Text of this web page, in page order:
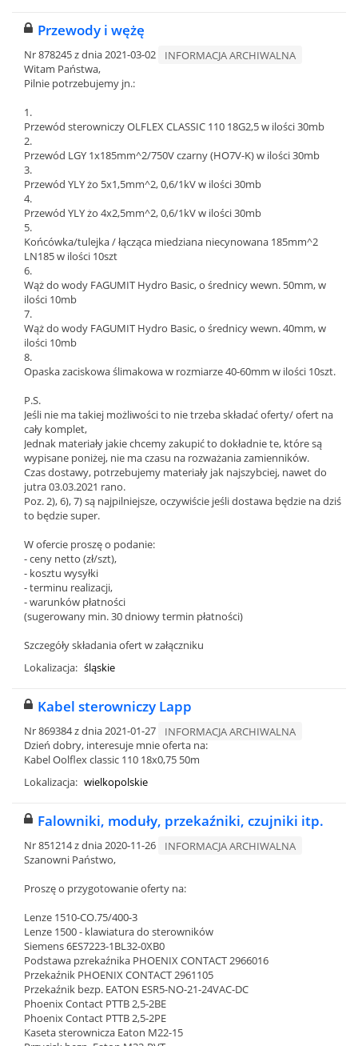
Przewody i wężę
Nr 878245 z dnia 2021-03-02
INFORMACJA ARCHIWALNA
Witam Państwa,
Pilnie potrzebujemy jn.:
1.
Przewód sterowniczy OLFLEX CLASSIC 110 18G2,5 w ilości 30mb
2.
Przewód LGY 1x185mm^2/750V czarny (HO7V-K) w ilości 30mb
3.
Przewód YLY żo 5x1,5mm^2, 0,6/1kV w ilości 30mb
4.
Przewód YLY żo 4x2,5mm^2, 0,6/1kV w ilości 30mb
5.
Końcówka/tulejka / łącząca miedziana niecynowana 185mm^2
LN185 w ilości 10szt
6.
Wąż do wody FAGUMIT Hydro Basic, o średnicy wewn. 50mm, w
ilości 10mb
7.
Wąż do wody FAGUMIT Hydro Basic, o średnicy wewn. 40mm, w
ilości 10mb
8.
Opaska zaciskowa ślimakowa w rozmiarze 40-60mm w ilości 10szt.
P.S.
Jeśli nie ma takiej możliwości to nie trzeba składać oferty/ ofert na
cały komplet,
Jednak materiały jakie chcemy zakupić to dokładnie te, które są
wypisane poniżej, nie ma czasu na rozważania zamienników.
Czas dostawy, potrzebujemy materiały jak najszybciej, nawet do
jutra 03.03.2021 rano.
Poz. 2), 6), 7) są najpilniejsze, oczywiście jeśli dostawa będzie na dziś
to będzie super.
W ofercie proszę o podanie:
- ceny netto (zł/szt),
- kosztu wysyłki
- terminu realizacji,
- warunków płatności
(sugerowany min. 30 dniowy termin płatności)
Szczegóły składania ofert w załączniku
Lokalizacja: śląskie
Kabel sterowniczy Lapp
Nr 869384 z dnia 2021-01-27
INFORMACJA ARCHIWALNA
Dzień dobry, interesuje mnie oferta na:
Kabel Oolflex classic 110 18x0,75 50m
Lokalizacja: wielkopolskie
Falowniki, moduły, przekaźniki, czujniki itp.
Nr 851214 z dnia 2020-11-26
INFORMACJA ARCHIWALNA
Szanowni Państwo,
Proszę o przygotowanie oferty na:
Lenze 1510-CO.75/400-3
Lenze 1500 - klawiatura do sterowników
Siemens 6ES7223-1BL32-0XB0
Podstawa pzrekaźnika PHOENIX CONTACT 2966016
Przekaźnik PHOENIX CONTACT 2961105
Przekaźnik bezp. EATON ESR5-NO-21-24VAC-DC
Phoenix Contact PTTB 2,5-2BE
Phoenix Contact PTTB 2,5-2PE
Kaseta sterownicza Eaton M22-15